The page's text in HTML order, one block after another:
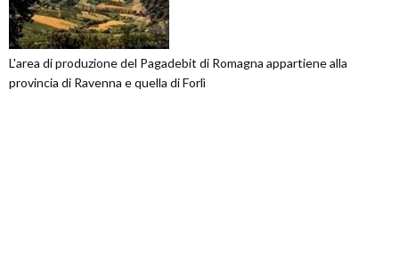
L'area di produzione del Pagadebit di Romagna appartiene alla
provincia di Ravenna e quella di Forlì